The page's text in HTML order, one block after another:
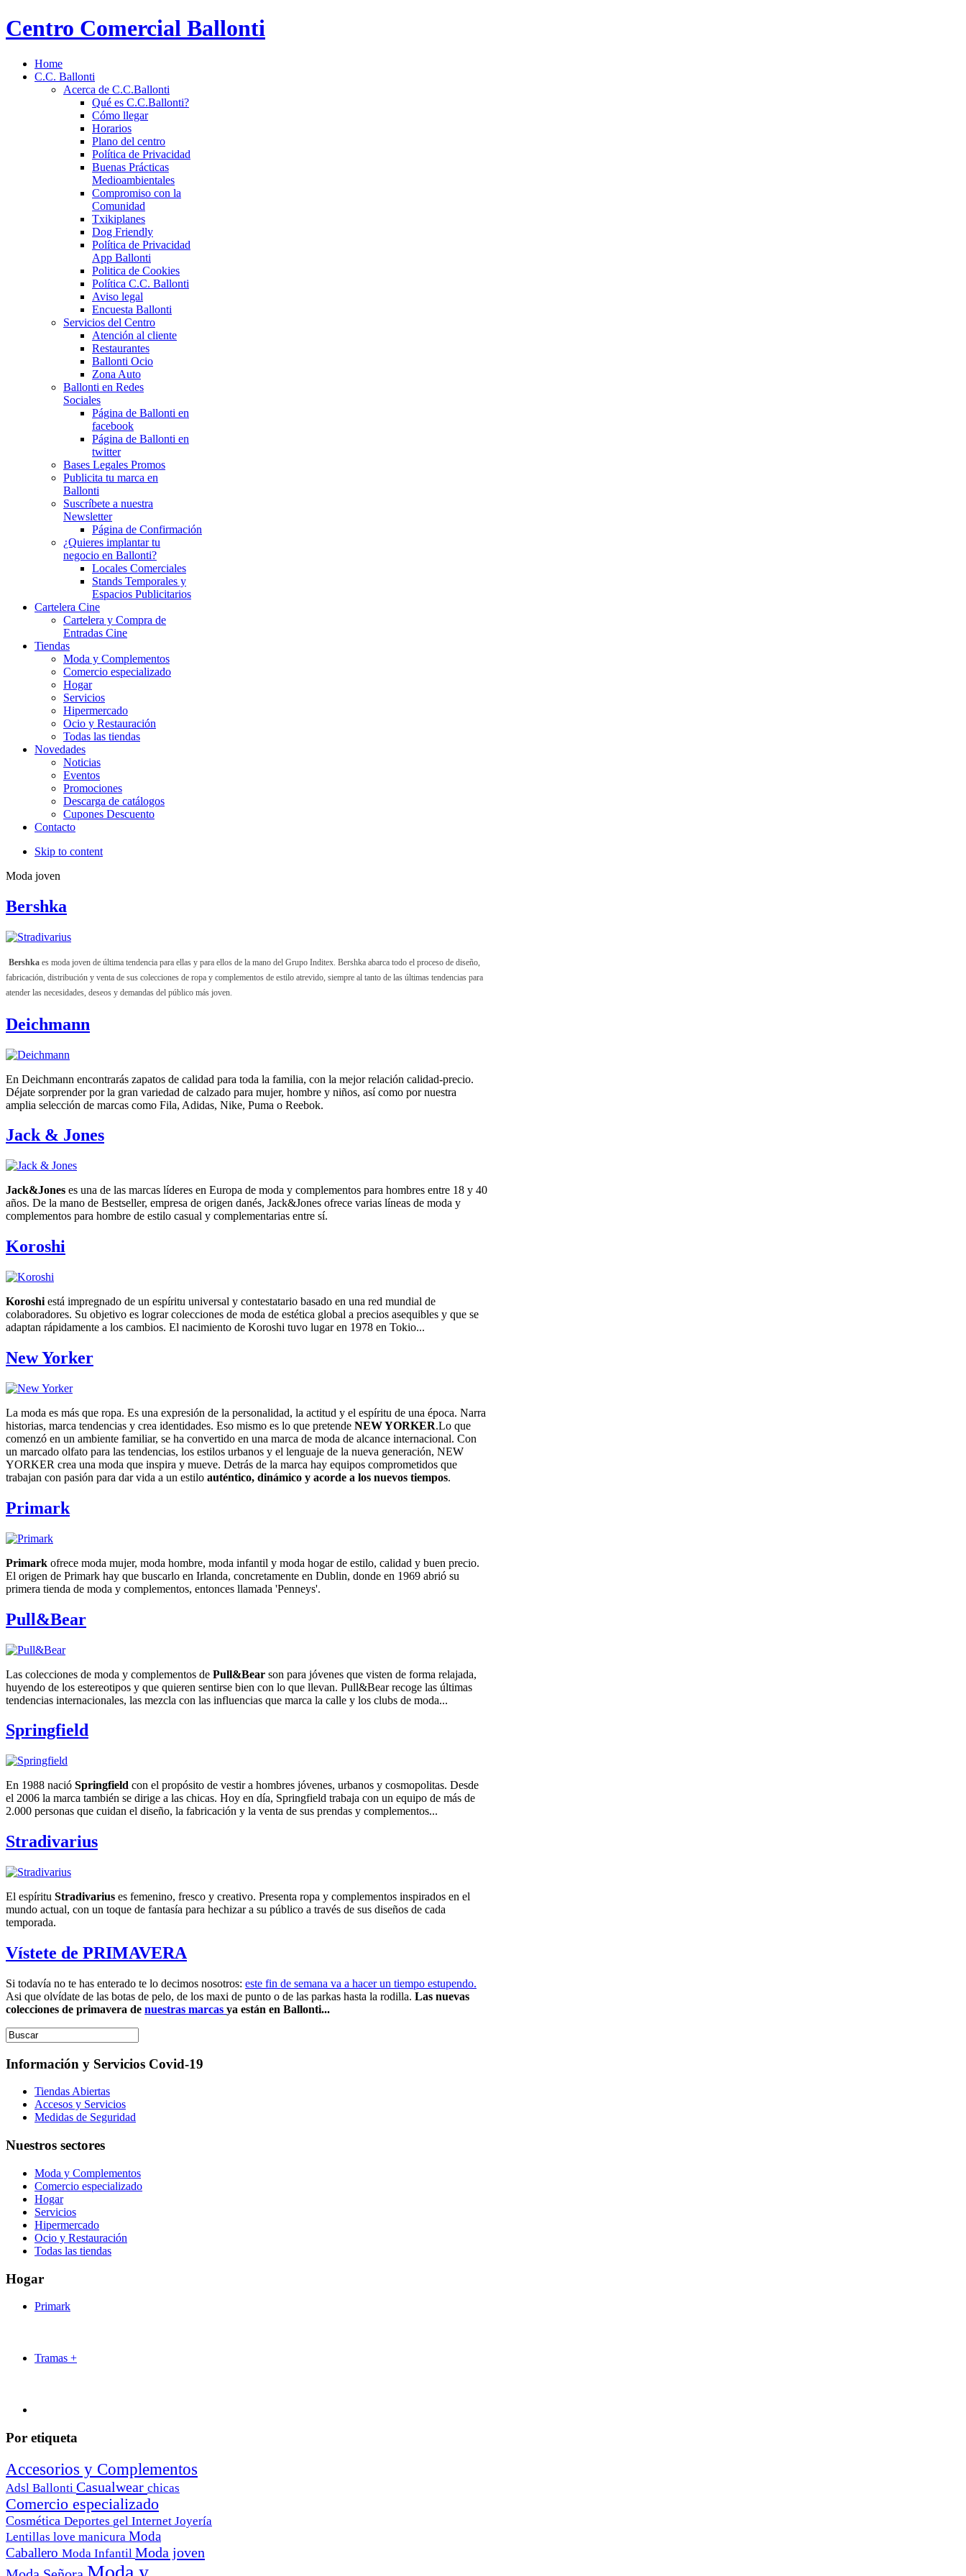
Centro Comercial Ballonti
Home
C.C. Ballonti
Acerca de C.C.Ballonti
Qué es C.C.Ballonti?
Cómo llegar
Horarios
Plano del centro
Política de Privacidad
Buenas Prácticas
Medioambientales
Compromiso con la
Comunidad
Txikiplanes
Dog Friendly
Política de Privacidad
App Ballonti
Politica de Cookies
Política C.C. Ballonti
Aviso legal
Encuesta Ballonti
Servicios del Centro
Atención al cliente
Restaurantes
Ballonti Ocio
Zona Auto
Ballonti en Redes
Sociales
Página de Ballonti en
facebook
Página de Ballonti en
twitter
Bases Legales Promos
Publicita tu marca en
Ballonti
Suscríbete a nuestra
Newsletter
Página de Confirmación
¿Quieres implantar tu
negocio en Ballonti?
Locales Comerciales
Stands Temporales y
Espacios Publicitarios
Cartelera Cine
Cartelera y Compra de
Entradas Cine
Tiendas
Moda y Complementos
Comercio especializado
Hogar
Servicios
Hipermercado
Ocio y Restauración
Todas las tiendas
Novedades
Noticias
Eventos
Promociones
Descarga de catálogos
Cupones Descuento
Contacto
Skip to content
Moda joven
Bershka
Bershka es moda joven de última tendencia para ellas y para ellos de la mano del Grupo Inditex. Bershka abarca todo el proceso de diseño,
fabricación, distribución y venta de sus colecciones de ropa y complementos de estilo atrevido, siempre al tanto de las últimas tendencias para
atender las necesidades, deseos y demandas del público más joven.
Deichmann
En Deichmann encontrarás zapatos de calidad para toda la familia, con la mejor relación calidad-precio.
Déjate sorprender por la gran variedad de calzado para mujer, hombre y niños, así como por nuestra
amplia selección de marcas como Fila, Adidas, Nike, Puma o Reebok.
Jack & Jones
Jack&Jones es una de las marcas líderes en Europa de moda y complementos para hombres entre 18 y 40
años. De la mano de Bestseller, empresa de origen danés, Jack&Jones ofrece varias líneas de moda y
complementos para hombre de estilo casual y complementarias entre sí.
Koroshi
Koroshi está impregnado de un espíritu universal y contestatario basado en una red mundial de
colaboradores. Su objetivo es lograr colecciones de moda de estética global a precios asequibles y que se
adaptan rápidamente a los cambios. El nacimiento de Koroshi tuvo lugar en 1978 en Tokio...
New Yorker
La moda es más que ropa. Es una expresión de la personalidad, la actitud y el espíritu de una época. Narra
historias, marca tendencias y crea identidades. Eso mismo es lo que pretende NEW YORKER.Lo que
comenzó en un ambiente familiar, se ha convertido en una marca de moda de alcance internacional. Con
un marcado olfato para las tendencias, los estilos urbanos y el lenguaje de la nueva generación, NEW
YORKER crea una moda que inspira y mueve. Detrás de la marca hay equipos comprometidos que
trabajan con pasión para dar vida a un estilo auténtico, dinámico y acorde a los nuevos tiempos.
Primark
Primark ofrece moda mujer, moda hombre, moda infantil y moda hogar de estilo, calidad y buen precio.
El origen de Primark hay que buscarlo en Irlanda, concretamente en Dublin, donde en 1969 abrió su
primera tienda de moda y complementos, entonces llamada 'Penneys'.
Pull&Bear
Las colecciones de moda y complementos de Pull&Bear son para jóvenes que visten de forma relajada,
huyendo de los estereotipos y que quieren sentirse bien con lo que llevan. Pull&Bear recoge las últimas
tendencias internacionales, las mezcla con las influencias que marca la calle y los clubs de moda...
Springfield
En 1988 nació Springfield con el propósito de vestir a hombres jóvenes, urbanos y cosmopolitas. Desde
el 2006 la marca también se dirige a las chicas. Hoy en día, Springfield trabaja con un equipo de más de
2.000 personas que cuidan el diseño, la fabricación y la venta de sus prendas y complementos...
Stradivarius
El espíritu Stradivarius es femenino, fresco y creativo. Presenta ropa y complementos inspirados en el
mundo actual, con un toque de fantasía para hechizar a su público a través de sus diseños de cada
temporada.
Vístete de PRIMAVERA
Si todavía no te has enterado te lo decimos nosotros: este fin de semana va a hacer un tiempo estupendo.
Asi que olvídate de las botas de pelo, de los maxi de punto o de las parkas hasta la rodilla. Las nuevas
colecciones de primavera de nuestras marcas ya están en Ballonti...
Información y Servicios Covid-19
Tiendas Abiertas
Accesos y Servicios
Medidas de Seguridad
Nuestros sectores
Moda y Complementos
Comercio especializado
Hogar
Servicios
Hipermercado
Ocio y Restauración
Todas las tiendas
Hogar
Primark
Tramas +
Por etiqueta
Accesorios y Complementos
Adsl Ballonti Casualwear chicas
Comercio especializado
Cosmética Deportes gel Internet Joyería
Lentillas love manicura Moda
Caballero Moda Infantil Moda joven